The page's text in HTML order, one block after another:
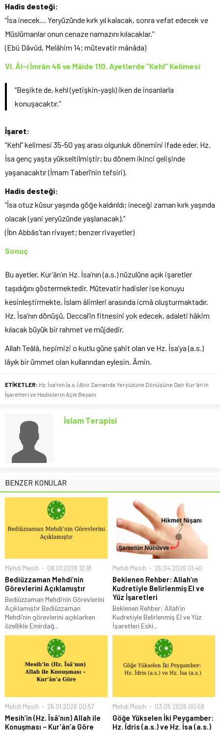
Hadis desteği:
“İsa inecek… Yeryüzünde kırk yıl kalacak, sonra vefat edecek ve
Müslümanlar onun cenaze namazını kılacaklar.”
(Ebû Dâvûd, Melâhim 14; mütevatir mânâda)
VI. Âl-i İmrân 46 ve Mâide 110. Ayetlerde “Kehl” Kelimesi
“Beşikte de, kehl (yetişkin-yaşlı) iken de insanlarla
konuşacaktır.”
İşaret:
“Kehl” kelimesi 35-50 yaş arası olgunluk dönemini ifade eder. Hz.
İsa genç yaşta yükseltilmiştir; bu dönem ikinci gelişinde
yaşanacaktır (İmam Taberî’nin tefsiri).
Hadis desteği:
“İsa otuz küsur yaşında göğe kaldırıldı; ineceği zaman kırk yaşında
olacak (yani yeryüzünde yaşlanacak).”
(İbn Abbâs’tan rivayet; benzer rivayetler)
Sonuç
Bu ayetler, Kur’ân’ın Hz. İsa’nın (a.s.) nüzulüne açık işaretler
taşıdığını göstermektedir. Mütevatir hadisler ise konuyu
kesinleştirmekte, İslam âlimleri arasında icmâ oluşturmaktadır.
Hz. İsa’nın dönüşü, Deccal’in fitnesini yok edecek, adaleti hâkim
kılacak büyük bir rahmet ve müjdedir.
Allah Teâlâ, hepimizi o kutlu güne şahit olan ve Hz. İsa’ya (a.s.)
lâyık bir ümmet olan kullarından eylesin. Âmin.
ETİKETLER: Hz. İsa’nın (a.s.) Ahir Zamanda Yeryüzüne Dönüşüne Dair Kur’ân’ın
İşaretleri ve Hadislerin Açık Beyanı
İslam Terapisi
BENZER KONULAR
Mehdi Mesih 08.01.2026 12:18
Bediüzzaman Mehdi’nin
Görevlerini Açıklamıştır
Bediüzzaman Mehdi’nin Görevlerini
Açıklamıştır Bediüzzaman
Mehdi’nin görevlerini açıklarken
özellikle Emirdağ...
Mehdi Mesih 26.04.2026 01:40
Beklenen Rehber: Allah’ın
Kudretiyle Belirlenmiş El ve
Yüz İşaretleri
Beklenen Rehber: Allah’ın
Kudretiyle Belirlenmiş El ve Yüz
İşaretleri Eski...
Mehdi Mesih 26.01.2026 00:57
Mesih’in (Hz. Îsâ’nın) Allah ile
Konuşması – Kur’ân’a Göre
Mehdi Mesih 03.05.2026 00:58
Göğe Yükselen İki Peygamber:
Hz. İdris (a.s.) ve Hz. İsa (a.s.)